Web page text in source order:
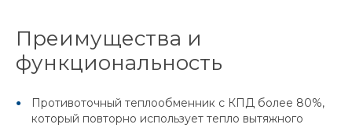
Преимущества и
функциональность
Противоточный теплообменник с КПД более 80%,
который повторно использует тепло вытяжного